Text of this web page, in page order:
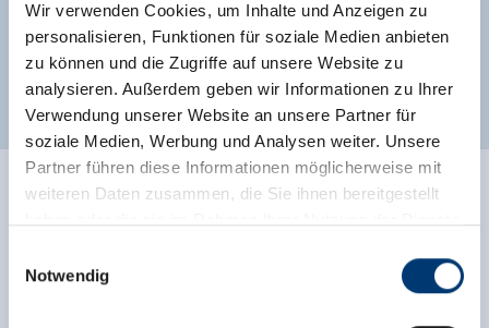
Wir verwenden Cookies, um Inhalte und Anzeigen zu
personalisieren, Funktionen für soziale Medien anbieten
zu können und die Zugriffe auf unsere Website zu
analysieren. Außerdem geben wir Informationen zu Ihrer
Verwendung unserer Website an unsere Partner für
soziale Medien, Werbung und Analysen weiter. Unsere
Partner führen diese Informationen möglicherweise mit
weiteren Daten zusammen, die Sie ihnen bereitgestellt
Notwendig
Klassifizierungen
Bewertungen